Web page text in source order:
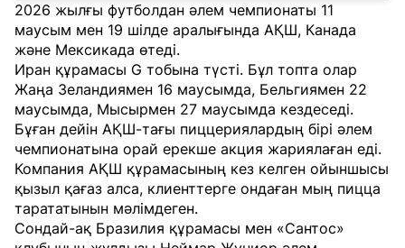
2026 жылғы футболдан әлем чемпионаты 11
маусым мен 19 шілде аралығында АҚШ, Канада
және Мексикада өтеді.
Иран құрамасы G тобына түсті. Бұл топта олар
Жаңа Зеландиямен 16 маусымда, Бельгиямен 22
маусымда, Мысырмен 27 маусымда кездеседі.
Бұған дейін АҚШ-тағы пиццериялардың бірі әлем
чемпионатына орай ерекше акция жариялаған еді.
Компания АҚШ құрамасының кез келген ойыншысы
қызыл қағаз алса, клиенттерге ондаған мың пицца
тарататынын мәлімдеген.
Сондай-ақ Бразилия құрамасы мен «Сантос»